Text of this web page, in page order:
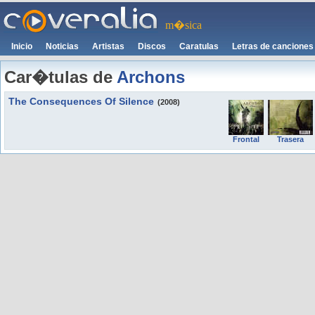
m�sica
Inicio Noticias Artistas Discos Caratulas Letras de canciones
Car�tulas de Archons
The Consequences Of Silence (2008)
Frontal Trasera